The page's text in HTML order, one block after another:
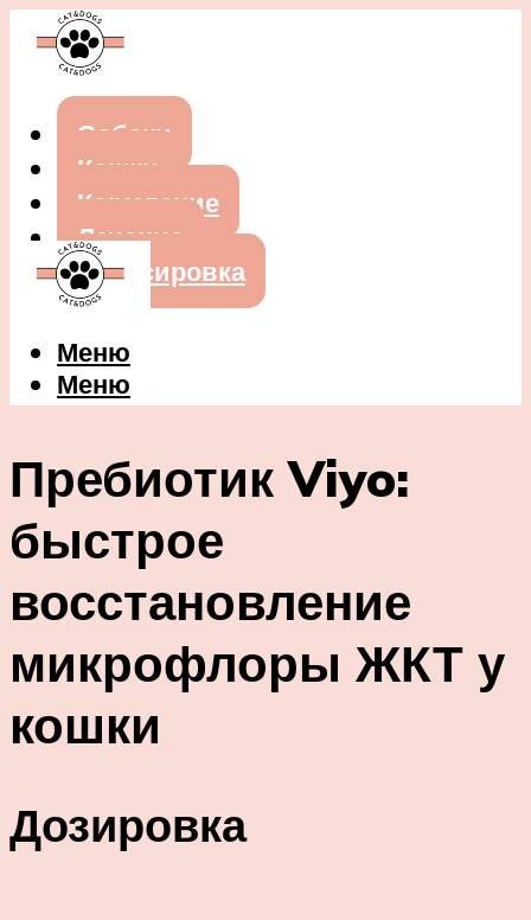
Собаки
Кошки
Кормление
Лечение
Дрессировка
Меню
Меню
Пребиотик Viyo:
быстрое
восстановление
микрофлоры ЖКТ у
кошки
Дозировка